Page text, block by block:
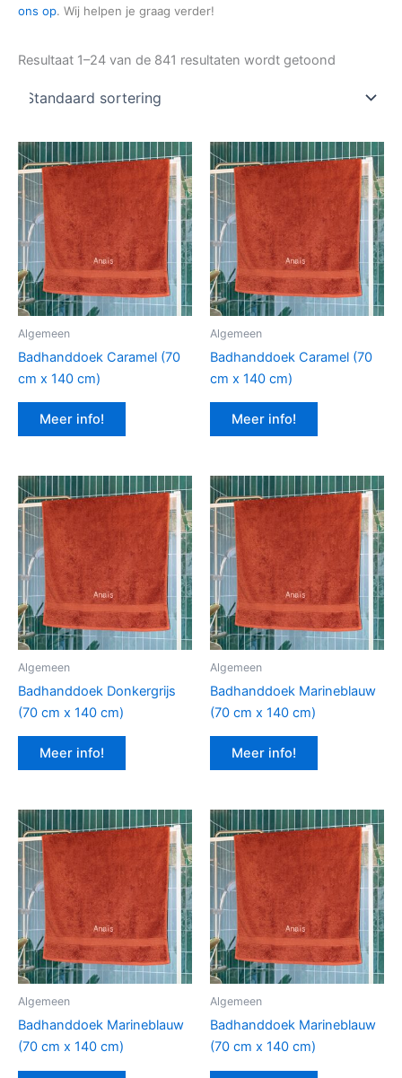
ons op. Wij helpen je graag verder!
Resultaat 1–24 van de 841 resultaten wordt getoond
Algemeen
Badhanddoek Caramel (70
cm x 140 cm)
Meer info!
Algemeen
Badhanddoek Caramel (70
cm x 140 cm)
Meer info!
Algemeen
Badhanddoek Donkergrijs
(70 cm x 140 cm)
Meer info!
Algemeen
Badhanddoek Marineblauw
(70 cm x 140 cm)
Meer info!
Algemeen
Badhanddoek Marineblauw
(70 cm x 140 cm)
Algemeen
Badhanddoek Marineblauw
(70 cm x 140 cm)